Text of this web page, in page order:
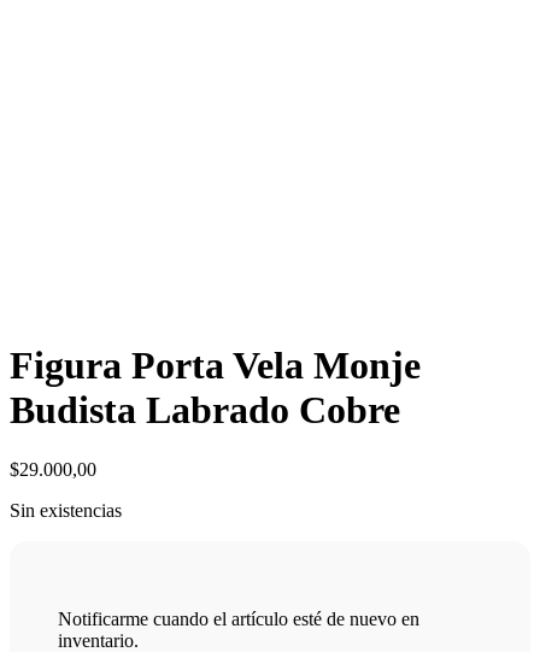
Figura Porta Vela Monje
Budista Labrado Cobre
$29.000,00
Sin existencias
Notificarme cuando el artículo esté de nuevo en
inventario.